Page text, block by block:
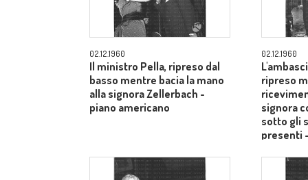
02.12.1960
Il ministro Pella, ripreso dal
basso mentre bacia la mano
alla signora Zellerbach -
piano americano
02.12.1960
ripreso
signora
sotto gli
presenti